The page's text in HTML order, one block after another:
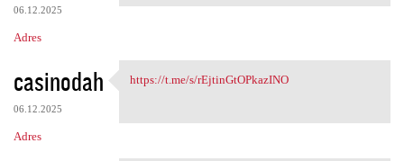
06.12.2025
Adres
casinodah
06.12.2025
Adres
https://t.me/s
https://t.me/s/rEjtinGtOPkazINO